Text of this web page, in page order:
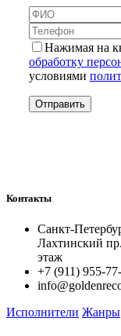
Нажимая на
обработку
условиями
Контакты
Санкт-
Лахтинский
этаж
+7 (911) 955-
Исполнители Жанры